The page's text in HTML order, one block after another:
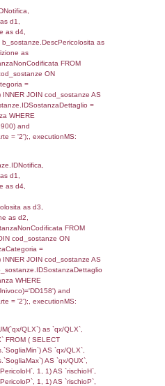
FROM
ON
=
f_territori_limitrofi.Distanza,
FROM f_territori_limitrofi
ON
=